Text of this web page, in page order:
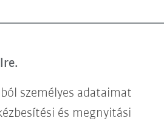
személyes adataimat
és megnyitási